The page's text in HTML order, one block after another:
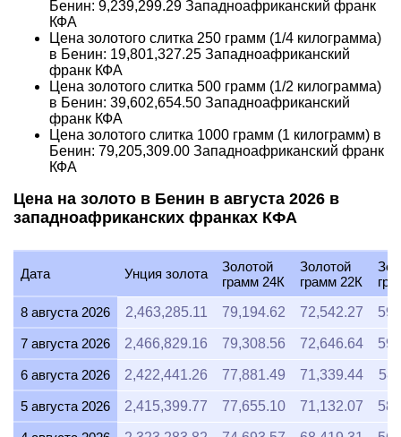
Бенин: 9,239,299.29 Западноафриканский франк
КФА
Цена золотого слитка 250 грамм (1/4 килограмма)
в Бенин: 19,801,327.25 Западноафриканский
франк КФА
Цена золотого слитка 500 грамм (1/2 килограмма)
в Бенин: 39,602,654.50 Западноафриканский
франк КФА
Цена золотого слитка 1000 грамм (1 килограмм) в
Бенин: 79,205,309.00 Западноафриканский франк
КФА
Цена на золото в Бенин в августа 2026 в
западноафриканских франках КФА
Дата Унция золота
Золотой
грамм 24К
Золотой
грамм 22К
8 августа 2026
2,463,285.11 79,194.62 72,542.27
7 августа 2026 2,466,829.16 79,308.56 72,646.64
6 августа 2026 2,422,441.26 77,881.49 71,339.44
5 августа 2026 2,415,399.77 77,655.10 71,132.07